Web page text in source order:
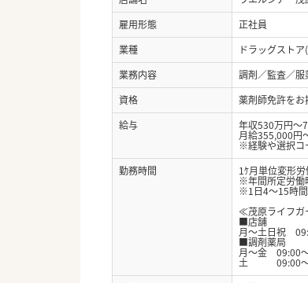
雇用形態
正社員
業種
ドラッグスト
業務内容
調剤／監査／服
資格
薬剤師免許をお
給与
年収530万円～
月給355,000円
※経験や選択コ
勤務時間
1ｹ月単位変形
※年間所定労働
※1日4～15時間
≪茂原ライフ
■店舗
月～土日祝
■調剤薬局
月～金 09:00
土 09:00〜